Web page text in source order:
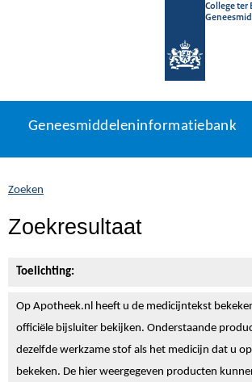
College ter
naar
U
zich
hier:
Geneesmiddeleninformatiebank
Zoeken
Zoekresultaat
Toelichting:
Op Apotheek.nl heeft u de medicijntekst
officiële bijsluiter bekijken. Onderstaande
dezelfde werkzame stof als het medicijn dat u
bekeken. De hier weergegeven producten